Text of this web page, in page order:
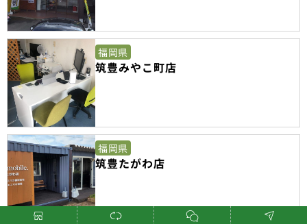
福岡県
筑豊みやこ町店
福岡県
筑豊たがわ店